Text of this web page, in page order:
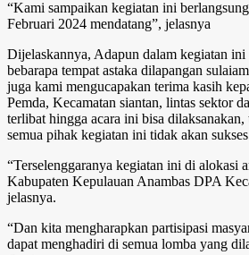
“Kami sampaikan kegiatan ini
Februari 2024 mendatang”, jelasnya
Dijelaskannya, Adapun dalam kegiatan
bebarapa tempat astaka dilapangan
juga kami mengucapakan terima kasih
Pemda, Kecamatan siantan, lintas sektor
terlibat hingga acara ini bisa dilaksanakan,
semua pihak kegiatan ini tidak akan
“Terselenggaranya kegiatan ini di alokasi
Kabupaten Kepulauan Anambas DPA
jelasnya.
“Dan kita mengharapkan partisipasi
dapat menghadiri di semua lomba yang